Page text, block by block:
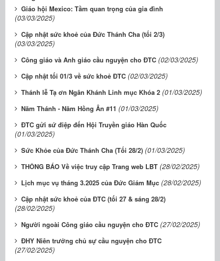
Giáo hội Mexico: Tầm quan trọng của gia đình
(03/03/2025)
Cập nhật sức khoẻ của Đức Thánh Cha (tối 2/3)
(03/03/2025)
Công giáo và Anh giáo cầu nguyện cho ĐTC (02/03/2025)
Cập nhật tối 01/3 về sức khoẻ ĐTC (02/03/2025)
Thánh lễ Tạ ơn Ngân Khánh Linh mục Khóa 2 (01/03/2025)
Năm Thánh - Năm Hồng Ân #11 (01/03/2025)
ĐTC gửi sứ điệp đến Hội Truyền giáo Hàn Quốc
(01/03/2025)
Sức Khỏe của Đức Thánh Cha (Tối 28/2) (01/03/2025)
THÔNG BÁO Về việc truy cập Trang web LBT (28/02/2025)
Lịch mục vụ tháng 3.2025 của Đức Giám Mục (28/02/2025)
Cập nhật sức khoẻ của ĐTC (tối 27 & sáng 28/2)
(28/02/2025)
Người ngoài Công giáo cầu nguyện cho ĐTC (27/02/2025)
ĐHY Niên trưởng chủ sự cầu nguyện cho ĐTC
(27/02/2025)